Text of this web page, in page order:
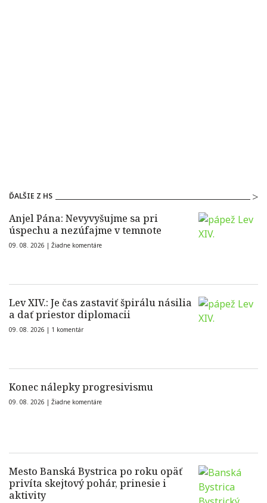
ĎALŠIE Z HS
Anjel Pána: Nevyvyšujme sa pri
úspechu a nezúfajme v temnote
09. 08. 2026 | Žiadne komentáre
Lev XIV.: Je čas zastaviť špirálu násilia
a dať priestor diplomacii
09. 08. 2026 | 1 komentár
Konec nálepky progresivismu
09. 08. 2026 | Žiadne komentáre
Mesto Banská Bystrica po roku opäť
privíta skejtový pohár, prinesie i
aktivity